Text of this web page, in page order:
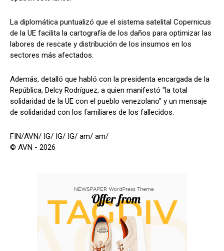
La diplomática puntualizó que el sistema satelital Copernicus
de la UE facilita la cartografía de los daños para optimizar las
labores de rescate y distribución de los insumos en los
sectores más afectados.
Además, detalló que habló con la presidenta encargada de la
República, Delcy Rodríguez, a quien manifestó "la total
solidaridad de la UE con el pueblo venezolano" y un mensaje
de solidaridad con los familiares de los fallecidos.
FIN/AVN/ IG/ IG/ IG/ am/ am/
© AVN - 2026